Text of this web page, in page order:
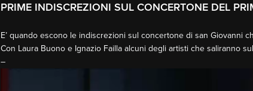
PRIME INDISCREZIONI SUL CONCERTONE DEL
E’ quando escono le indiscrezioni sul concertone di san Giovanni
Con Laura Buono e Ignazio Failla alcuni degli artisti che saliranno
–